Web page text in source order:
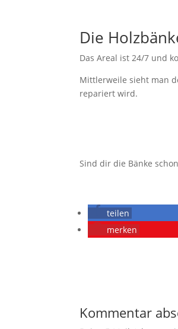
Die
Das Areal ist 24/7 und
Mittlerweile sieht man
repariert wird.
Sind dir die Bänke
teilen
merken
Kommentar